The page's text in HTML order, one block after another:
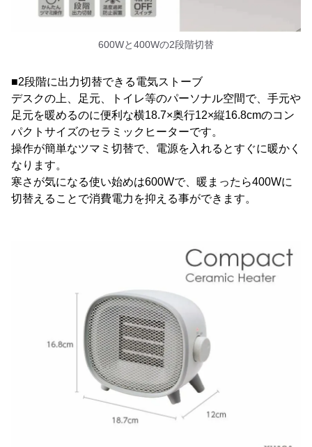
600Wと400Wの2段階切替
■2段階に出力切替できる電気ストーブ
デスクの上、足元、トイレ等のパーソナル空間で、手元や
足元を暖めるのに便利な横18.7×奥行12×縦16.8cmのコン
パクトサイズのセラミックヒーターです。
操作が簡単なツマミ切替で、電源を入れるとすぐに暖かく
なります。
寒さが気になる使い始めは600Wで、暖まったら400Wに
切替えることで消費電力を抑える事ができます。